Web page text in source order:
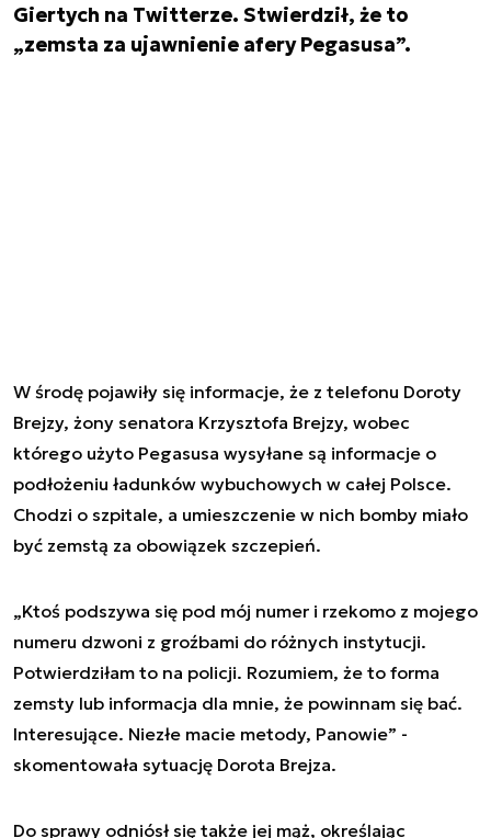
Giertych na Twitterze. Stwierdził, że to
„zemsta za ujawnienie afery Pegasusa”.
W środę pojawiły się informacje, że z telefonu Doroty
Brejzy, żony senatora Krzysztofa Brejzy, wobec
którego użyto Pegasusa wysyłane są informacje o
podłożeniu ładunków wybuchowych w całej Polsce.
Chodzi o szpitale, a umieszczenie w nich bomby miało
być zemstą za obowiązek szczepień.
„Ktoś podszywa się pod mój numer i rzekomo z mojego
numeru dzwoni z groźbami do różnych instytucji.
Potwierdziłam to na policji. Rozumiem, że to forma
zemsty lub informacja dla mnie, że powinnam się bać.
Interesujące. Niezłe macie metody, Panowie” -
skomentowała sytuację Dorota Brejza.
Do sprawy odniósł się także jej mąż, określając